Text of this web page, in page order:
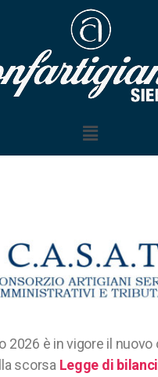
2026 è in vigore il nuovo
scorsa Legge di